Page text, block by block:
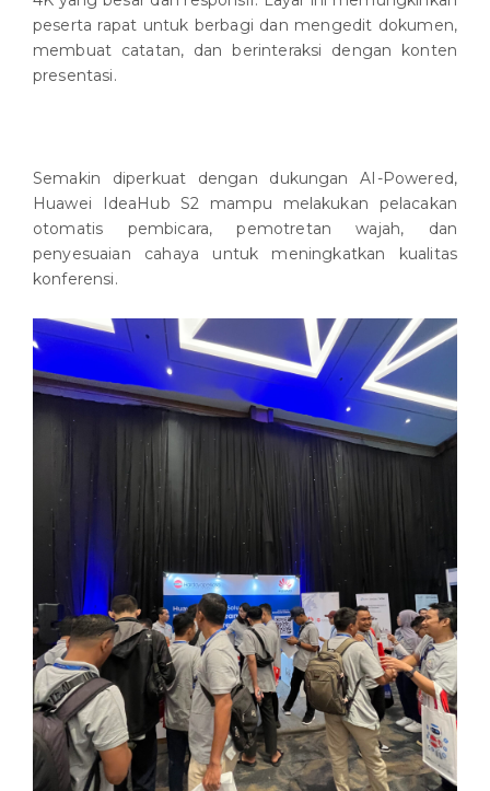
peserta rapat untuk berbagi dan mengedit dokumen,
membuat catatan, dan berinteraksi dengan konten
presentasi.
Semakin diperkuat dengan dukungan AI-Powered,
Huawei IdeaHub S2 mampu melakukan pelacakan
otomatis pembicara, pemotretan wajah, dan
penyesuaian cahaya untuk meningkatkan kualitas
konferensi.